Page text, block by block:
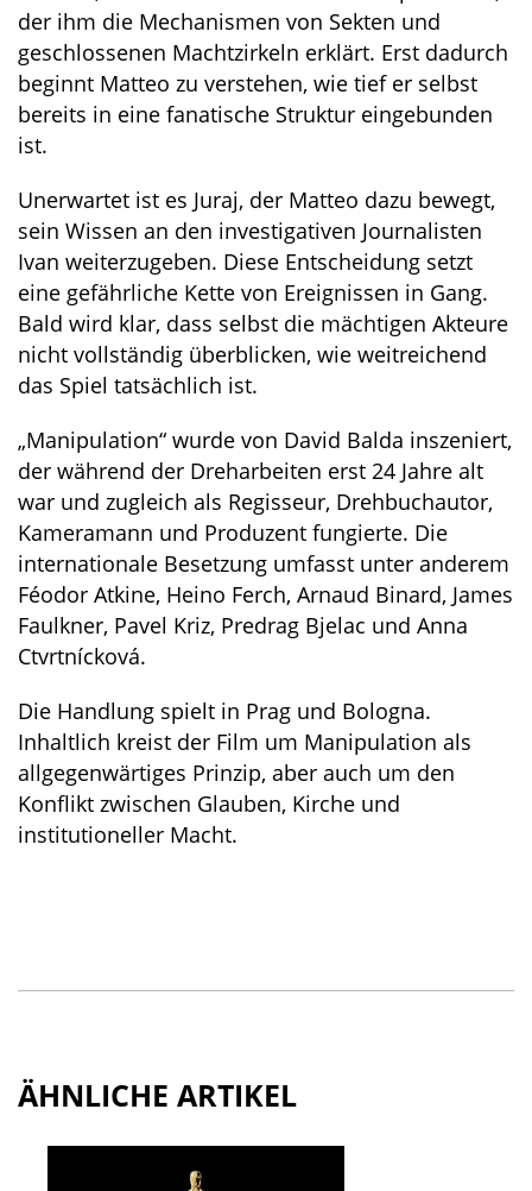
der ihm die Mechanismen von Sekten und
geschlossenen Machtzirkeln erklärt. Erst dadurch
beginnt Matteo zu verstehen, wie tief er selbst
bereits in eine fanatische Struktur eingebunden
ist.
Unerwartet ist es Juraj, der Matteo dazu bewegt,
sein Wissen an den investigativen Journalisten
Ivan weiterzugeben. Diese Entscheidung setzt
eine gefährliche Kette von Ereignissen in Gang.
Bald wird klar, dass selbst die mächtigen Akteure
nicht vollständig überblicken, wie weitreichend
das Spiel tatsächlich ist.
„Manipulation“ wurde von David Balda inszeniert,
der während der Dreharbeiten erst 24 Jahre alt
war und zugleich als Regisseur, Drehbuchautor,
Kameramann und Produzent fungierte. Die
internationale Besetzung umfasst unter anderem
Féodor Atkine, Heino Ferch, Arnaud Binard, James
Faulkner, Pavel Kriz, Predrag Bjelac und Anna
Ctvrtnícková.
Die Handlung spielt in Prag und Bologna.
Inhaltlich kreist der Film um Manipulation als
allgegenwärtiges Prinzip, aber auch um den
Konflikt zwischen Glauben, Kirche und
institutioneller Macht.
ÄHNLICHE ARTIKEL